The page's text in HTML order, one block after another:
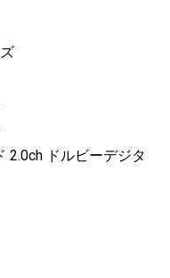
2.0ch ドルビーデジタ